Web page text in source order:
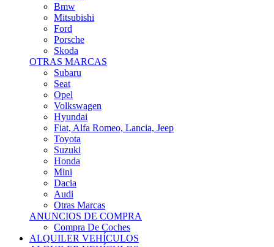
Mitsubishi
Ford
Porsche
Skoda
OTRAS MARCAS
Subaru
Seat
Opel
Volkswagen
Hyundai
Fiat, Alfa Romeo, Lancia, Jeep
Toyota
Suzuki
Honda
Mini
Dacia
Audi
Otras Marcas
ANUNCIOS DE COMPRA
Compra De Coches
ALQUILER VEHÍCULOS
ALQUILER VEHÍCULOS
Ofertas